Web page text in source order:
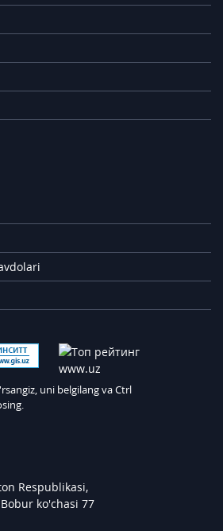
uni belgilang va Ctrl
Respublikasi,
ko'chasi 77